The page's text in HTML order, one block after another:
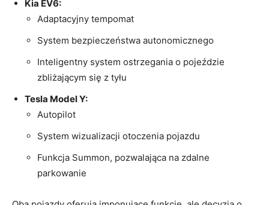
Kia EV6:
Adaptacyjny tempomat
System ‌bezpieczeństwa autonomicznego
Inteligentny system ostrzegania o pojeździe
zbliżającym się z tyłu
Tesla Model Y:
Autopilot
System⁤ wizualizacji otoczenia pojazdu
Funkcja Summon, pozwalająca na zdalne
parkowanie